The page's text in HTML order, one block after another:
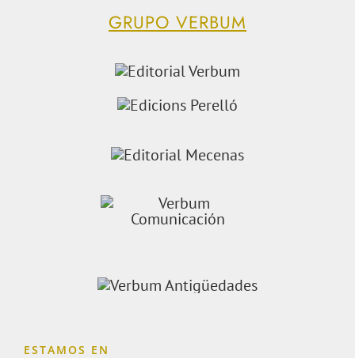
GRUPO VERBUM
ESTAMOS EN